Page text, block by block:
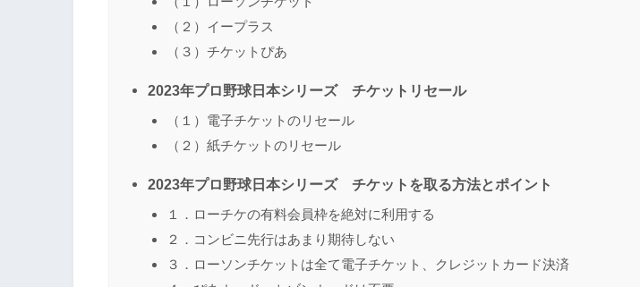
（２）イープラス
（３）チケットぴあ
2023年プロ野球日本シリーズ チケットリセール
（１）電子チケットのリセール
（２）紙チケットのリセール
2023年プロ野球日本シリーズ チケットを取る方法とポイント
１．ローチケの有料会員枠を絶対に利用する
２．コンビニ先行はあまり期待しない
３．ローソンチケットは全て電子チケット、クレジットカード決済